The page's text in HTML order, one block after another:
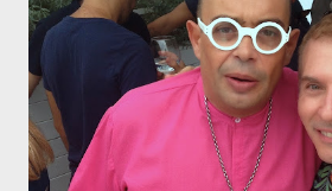
guardar reposo debido a un síndrome
“hiperemesisgravídica”.Pasados los
gestación Marta tiró adelante con el
mamá feliz. Otro de los modelos que ha
sido el madrileño, Emilio Flores , el top
pasarelas ...